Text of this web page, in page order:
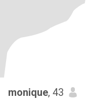
monique, 43